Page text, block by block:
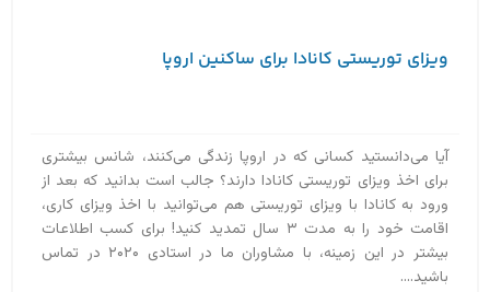
ویزای توریستی کانادا برای ساکنین اروپا
آیا می‌دانستید کسانی که در اروپا زندگی می‌کنند، شانس بیشتری
برای اخذ ویزای توریستی کانادا دارند؟ جالب است بدانید که بعد از
ورود به کانادا با ویزای توریستی هم می‌توانید با اخذ ویزای کاری،
اقامت خود را به مدت ۳ سال تمدید کنید! برای کسب اطلاعات
بیشتر در این زمینه، با مشاوران ما در استادی ۲۰۲۰ در تماس
باشید....